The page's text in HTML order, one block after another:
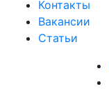
Контакты
Вакансии
Статьи